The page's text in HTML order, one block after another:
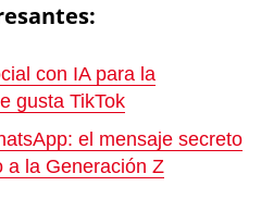
con IA para la
gusta TikTok
el mensaje secreto
a la Generación Z